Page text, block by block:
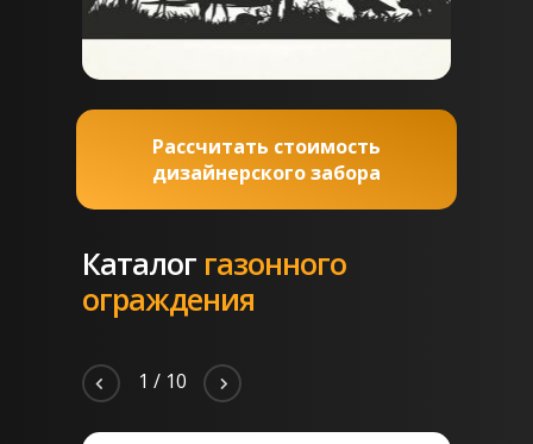
Рассчитать стоимость
дизайнерского забора
Каталог газонного
ограждения
2 / 10